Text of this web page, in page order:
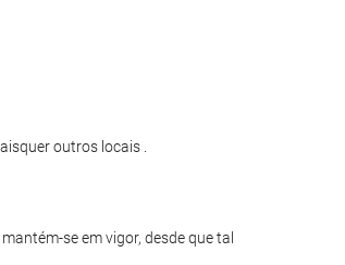
outros locais .
se em vigor, desde que tal